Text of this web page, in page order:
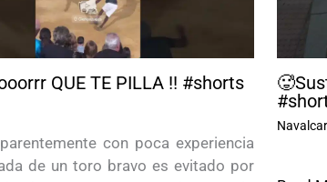
QUE TE PILLA !! #shorts
con poca experiencia
de un toro bravo es evitado por